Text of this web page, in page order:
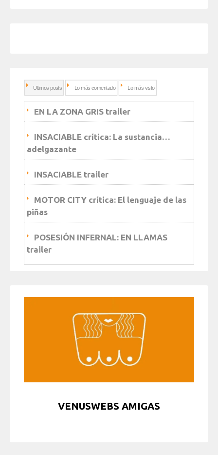
Ultimos posts Lo más comentado Lo más visto
EN LA ZONA GRIS trailer
INSACIABLE crítica: La sustancia…
adelgazante
INSACIABLE trailer
MOTOR CITY crítica: El lenguaje de las
piñas
POSESIÓN INFERNAL: EN LLAMAS
trailer
VENUSWEBS AMIGAS